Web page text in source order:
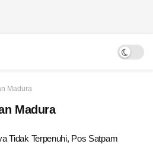
Madura
Madura
Tidak Terpenuhi, Pos Satpam